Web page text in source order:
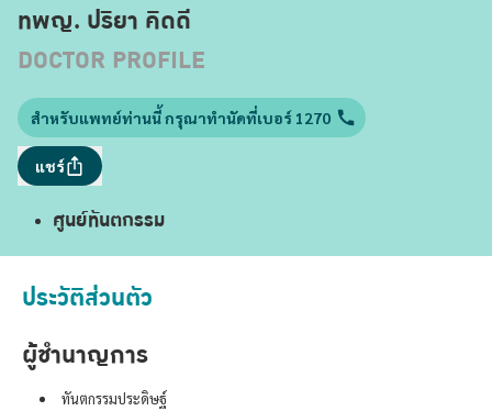
ทพญ. ปริยา คิดดี
DOCTOR PROFILE
สำหรับแพทย์ท่านนี้ กรุณาทำนัดที่เบอร์ 1270
แชร์
ศูนย์ทันตกรรม
ประวัติส่วนตัว
ผู้ชำนาญการ
ทันตกรรมประดิษฐ์